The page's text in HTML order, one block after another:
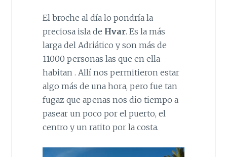
El broche al día lo pondría la
preciosa isla de Hvar. Es la más
larga del Adriático y son más de
11000 personas las que en ella
habitan . Allí nos permitieron estar
algo más de una hora, pero fue tan
fugaz que apenas nos dio tiempo a
pasear un poco por el puerto, el
centro y un ratito por la costa.